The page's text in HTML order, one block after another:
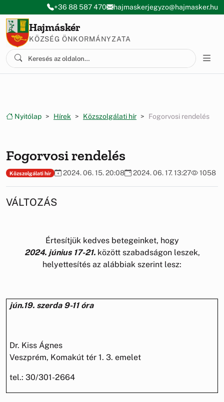
Ugrás a menüre
Ugrás a tartalomra
+36 88 587 470 hajmaskerjegyzo@hajmasker.hu
Hajmáskér
KÖZSÉG ÖNKORMÁNYZATA
Nyitólap Hírek Közszolgálati hír Fogorvosi rendelés
Fogorvosi rendelés
Közszolgálati hír 2024. 06. 15. 20:08 2024. 06. 17. 13:27 1058
VÁLTOZÁS
Értesítjük kedves betegeinket, hogy
2024. június 17-21.között szabadságon leszek,
helyettesítés az alábbiak szerint lesz:
jún.19. szerda 9-11 óra
Dr. Kiss Ágnes
Veszprém, Komakút tér 1. 3. emelet
tel.: 30/301-2664